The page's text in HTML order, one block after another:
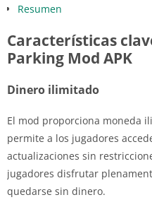
Resumen
Características
Parking Mod APK
Dinero ilimitado
El mod proporciona moneda
permite a los jugadores
actualizaciones sin
jugadores disfrutar
quedarse sin dinero.